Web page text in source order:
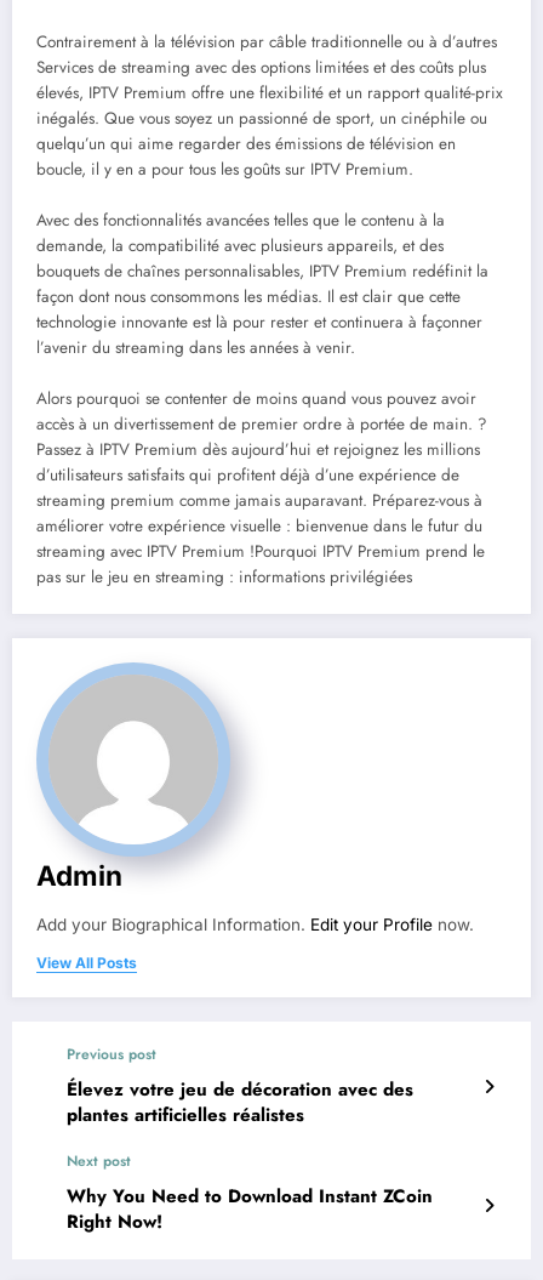
Contrairement à la télévision par câble traditionnelle ou à d’autres
Services de streaming avec des options limitées et des coûts plus
élevés, IPTV Premium offre une flexibilité et un rapport qualité-prix
inégalés. Que vous soyez un passionné de sport, un cinéphile ou
quelqu’un qui aime regarder des émissions de télévision en
boucle, il y en a pour tous les goûts sur IPTV Premium.
Avec des fonctionnalités avancées telles que le contenu à la
demande, la compatibilité avec plusieurs appareils, et des
bouquets de chaînes personnalisables, IPTV Premium redéfinit la
façon dont nous consommons les médias. Il est clair que cette
technologie innovante est là pour rester et continuera à façonner
l’avenir du streaming dans les années à venir.
Alors pourquoi se contenter de moins quand vous pouvez avoir
accès à un divertissement de premier ordre à portée de main. ?
Passez à IPTV Premium dès aujourd’hui et rejoignez les millions
d’utilisateurs satisfaits qui profitent déjà d’une expérience de
streaming premium comme jamais auparavant. Préparez-vous à
améliorer votre expérience visuelle : bienvenue dans le futur du
streaming avec IPTV Premium !Pourquoi IPTV Premium prend le
pas sur le jeu en streaming : informations privilégiées
Admin
Add your Biographical Information. Edit your Profile now.
View All Posts
Previous post
Élevez votre jeu de décoration avec des
plantes artificielles réalistes
Next post
Why You Need to Download Instant ZCoin
Right Now!